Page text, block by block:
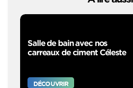
Salle de bain avec nos
carreaux de ciment Céleste
DÉCOUVRIR